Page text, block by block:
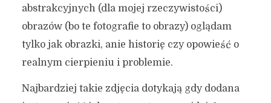
abstrakcyjnych (dla mojej rzeczywistości)
obrazów (bo te fotografie to obrazy) oglądam
tylko jak obrazki, anie historię czy opowieść o
realnym cierpieniu i problemie.
Najbardziej takie zdjęcia dotykają gdy dodana